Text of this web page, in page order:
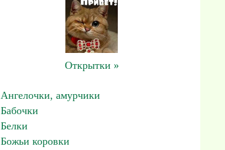
Открытки »
Ангелочки, амурчики
Бабочки
Белки
Божьи коровки